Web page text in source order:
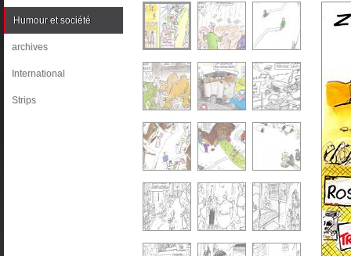
Humour et société
archives
International
Strips